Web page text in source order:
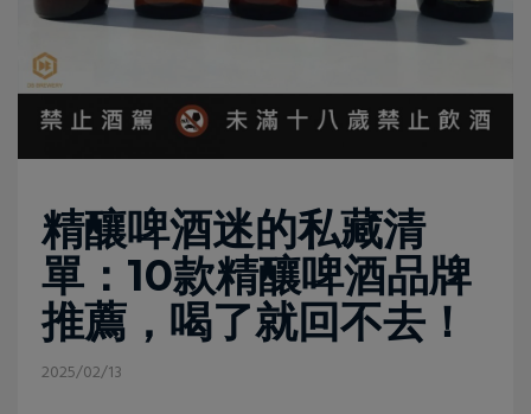
精釀啤酒迷的私藏清
單：10款精釀啤酒品牌
推薦，喝了就回不去！
2025/02/13